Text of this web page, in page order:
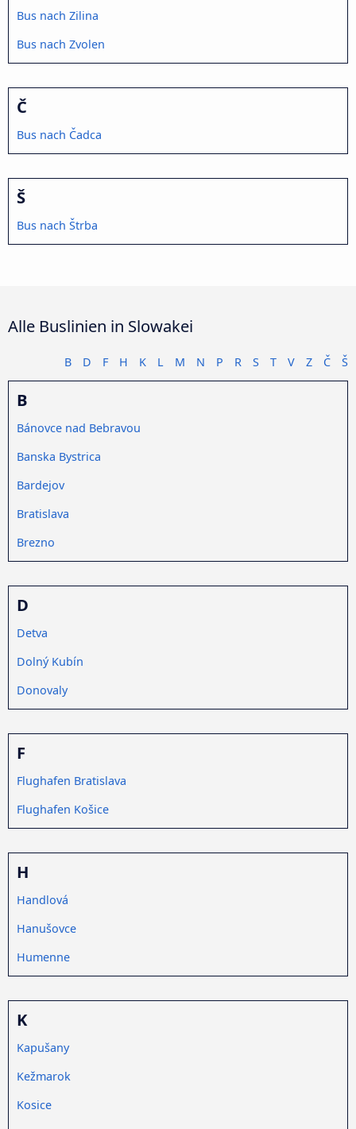
Bus nach Zilina
Bus nach Zvolen
Č
Bus nach Čadca
Š
Bus nach Štrba
Alle Buslinien in Slowakei
B D F H K L M N P R S T V Z Č Š
B
Bánovce nad Bebravou
Banska Bystrica
Bardejov
Bratislava
Brezno
D
Detva
Dolný Kubín
Donovaly
F
Flughafen Bratislava
Flughafen Košice
H
Handlová
Hanušovce
Humenne
K
Kapušany
Kežmarok
Kosice